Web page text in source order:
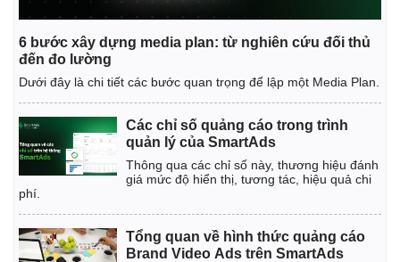
6 bước xây dựng media plan: từ nghiên cứu đối thủ
đến đo lường
Dưới đây là chi tiết các bước quan trọng để lập một Media Plan.
Các chỉ số quảng cáo trong trình
quản lý của SmartAds
Thông qua các chỉ số này, thương hiệu đánh
giá mức độ hiển thị, tương tác, hiệu quả chi
phí.
Tổng quan về hình thức quảng cáo
Brand Video Ads trên SmartAds